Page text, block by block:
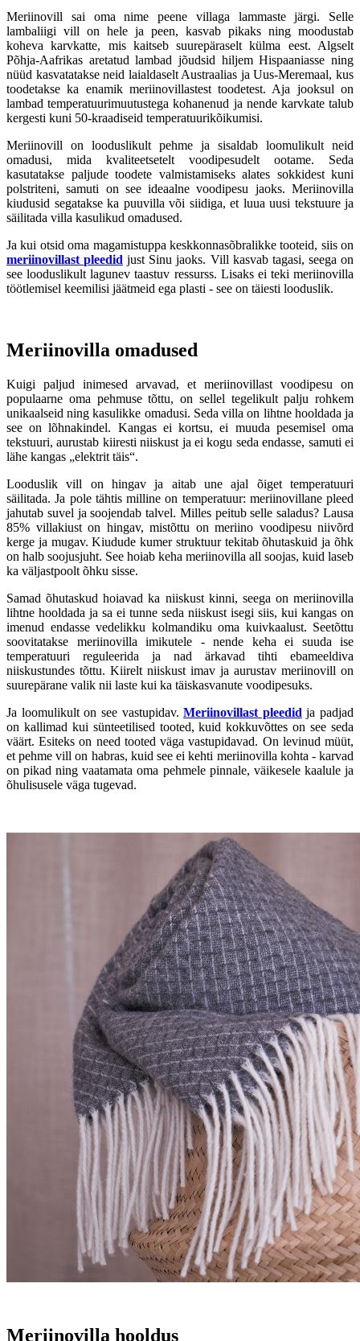
Meriinovill sai oma nime peene villaga lammaste järgi. Selle
lambaliigi vill on hele ja peen, kasvab pikaks ning moodustab
koheva karvkatte, mis kaitseb suurepäraselt külma eest. Algselt
Põhja-Aafrikas aretatud lambad jõudsid hiljem Hispaaniasse ning
nüüd kasvatatakse neid laialdaselt Austraalias ja Uus-Meremaal, kus
toodetakse ka enamik meriinovillastest toodetest. Aja jooksul on
lambad temperatuurimuutustega kohanenud ja nende karvkate talub
kergesti kuni 50-kraadiseid temperatuurikõikumisi.
Meriinovill on looduslikult pehme ja sisaldab loomulikult neid
omadusi, mida kvaliteetsetelt voodipesudelt ootame. Seda
kasutatakse paljude toodete valmistamiseks alates sokkidest kuni
polstriteni, samuti on see ideaalne voodipesu jaoks. Meriinovilla
kiudusid segatakse ka puuvilla või siidiga, et luua uusi tekstuure ja
säilitada villa kasulikud omadused.
Ja kui otsid oma magamistuppa keskkonnasõbralikke tooteid, siis on
meriinovillast pleedid just Sinu jaoks. Vill kasvab tagasi, seega on
see looduslikult lagunev taastuv ressurss. Lisaks ei teki meriinovilla
töötlemisel keemilisi jäätmeid ega plasti - see on täiesti looduslik.
Meriinovilla omadused
Kuigi paljud inimesed arvavad, et meriinovillast voodipesu on
populaarne oma pehmuse tõttu, on sellel tegelikult palju rohkem
unikaalseid ning kasulikke omadusi. Seda villa on lihtne hooldada ja
see on lõhnakindel. Kangas ei kortsu, ei muuda pesemisel oma
tekstuuri, aurustab kiiresti niiskust ja ei kogu seda endasse, samuti ei
lähe kangas „elektrit täis“.
Looduslik vill on hingav ja aitab une ajal õiget temperatuuri
säilitada. Ja pole tähtis milline on temperatuur: meriinovillane pleed
jahutab suvel ja soojendab talvel. Milles peitub selle saladus? Lausa
85% villakiust on hingav, mistõttu on meriino voodipesu niivõrd
kerge ja mugav. Kiudude kumer struktuur tekitab õhutaskuid ja õhk
on halb soojusjuht. See hoiab keha meriinovilla all soojas, kuid laseb
ka väljastpoolt õhku sisse.
Samad õhutaskud hoiavad ka niiskust kinni, seega on meriinovilla
lihtne hooldada ja sa ei tunne seda niiskust isegi siis, kui kangas on
imenud endasse vedelikku kolmandiku oma kuivkaalust. Seetõttu
soovitatakse meriinovilla imikutele - nende keha ei suuda ise
temperatuuri reguleerida ja nad ärkavad tihti ebameeldiva
niiskustundes tõttu. Kiirelt niiskust imav ja aurustav meriinovill on
suurepärane valik nii laste kui ka täiskasvanute voodipesuks.
Ja loomulikult on see vastupidav.Meriinovillast pleedid ja padjad
on kallimad kui sünteetilised tooted, kuid kokkuvõttes on see seda
väärt. Esiteks on need tooted väga vastupidavad. On levinud müüt,
et pehme vill on habras, kuid see ei kehti meriinovilla kohta - karvad
on pikad ning vaatamata oma pehmele pinnale, väikesele kaalule ja
õhulisusele väga tugevad.
Meriinovilla hooldus